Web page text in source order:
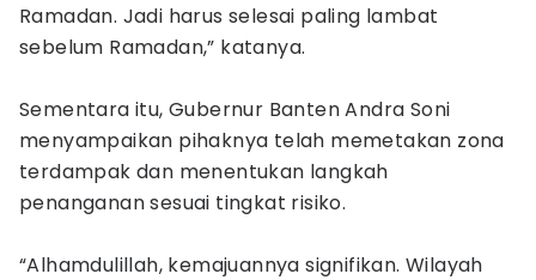
Ramadan. Jadi harus selesai paling lambat
sebelum Ramadan,” katanya.
Sementara itu, Gubernur Banten Andra Soni
menyampaikan pihaknya telah memetakan zona
terdampak dan menentukan langkah
penanganan sesuai tingkat risiko.
“Alhamdulillah, kemajuannya signifikan. Wilayah